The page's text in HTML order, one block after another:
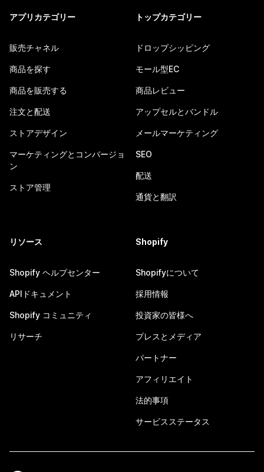
アプリカテゴリー
販売チャネル
商品を探す
商品を販売する
注文と配送
ストアデザイン
マーケティングとコンバージョ
ン
ストア管理
トップカテゴリー
ドロップシッピング
モール型EC
商品レビュー
アップセルとバンドル
メールマーケティング
SEO
配送
通貨と翻訳
リソース
Shopify ヘルプセンター
APIドキュメント
Shopify コミュニティ
リサーチ
Shopify
Shopifyについて
採用情報
投資家の皆様へ
プレスとメディア
パートナー
アフィリエイト
法的事項
サービスステータス